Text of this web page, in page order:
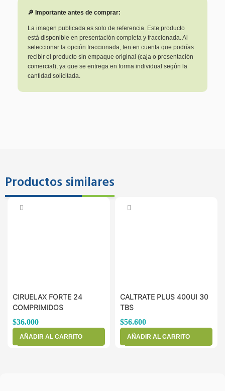
🔎 Importante antes de comprar:
La imagen publicada es solo de referencia. Este producto
está disponible en presentación completa y fraccionada. Al
seleccionar la opción fraccionada, ten en cuenta que podrías
recibir el producto sin empaque original (caja o presentación
comercial), ya que se entrega en forma individual según la
cantidad solicitada.
Productos similares
CIRUELAX FORTE 24
COMPRIMIDOS
$36.000
AÑADIR AL CARRITO
CALTRATE PLUS 400UI 30
TBS
$56.600
AÑADIR AL CARRITO